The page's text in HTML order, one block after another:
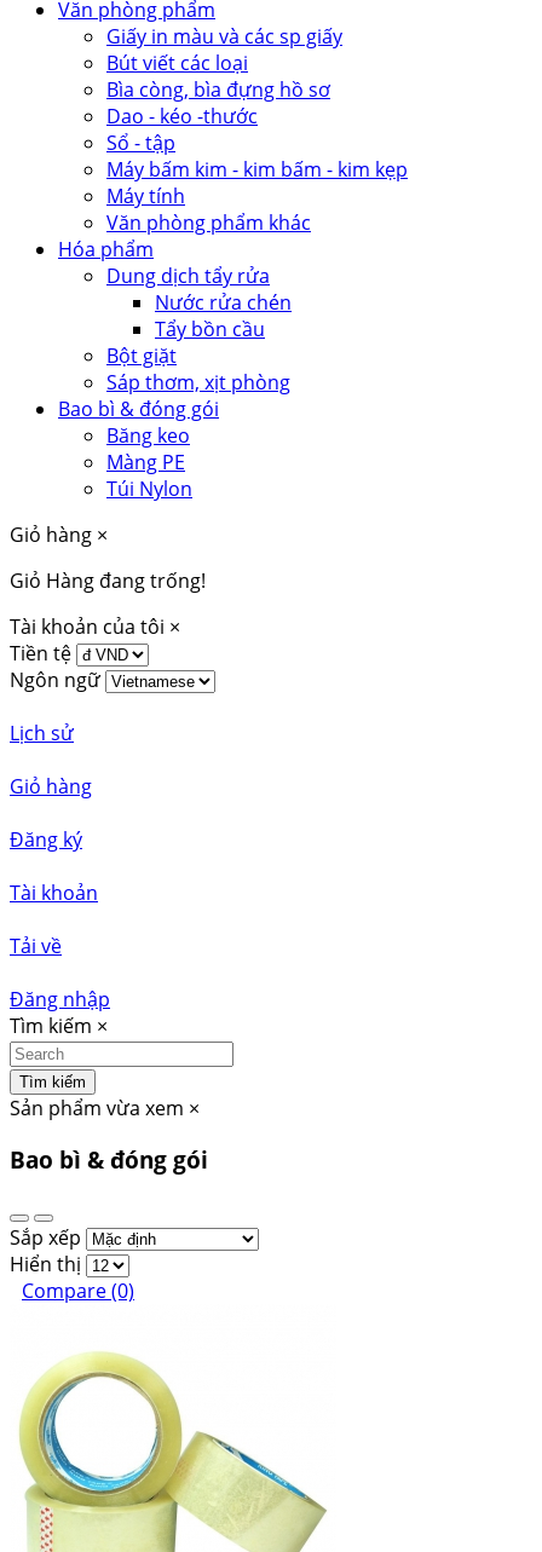
Văn phòng phẩm
Giấy in màu và các sp giấy
Bút viết các loại
Bìa còng, bìa đựng hồ sơ
Dao - kéo -thước
Sổ - tập
Máy bấm kim - kim bấm - kim kẹp
Máy tính
Văn phòng phẩm khác
Hóa phẩm
Dung dịch tẩy rửa
Nước rửa chén
Tẩy bồn cầu
Bột giặt
Sáp thơm, xịt phòng
Bao bì & đóng gói
Băng keo
Màng PE
Túi Nylon
Giỏ hàng ×
Giỏ Hàng đang trống!
Tài khoản của tôi ×
Tiền tệ
Ngôn ngữ
Lịch sử
Giỏ hàng
Đăng ký
Tài khoản
Tải về
Đăng nhập
Tìm kiếm ×
Tìm kiếm
Sản phẩm vừa xem ×
Bao bì & đóng gói
Sắp xếp
Hiển thị
Compare (0)